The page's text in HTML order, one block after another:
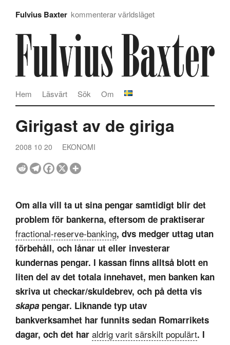
Fulvius Baxter kommenterar världsläget
Om
Sök
Läsvärt
Hem
Girigast av de giriga
2008 10 20 EKONOMI
Om alla vill ta ut sina pengar samtidigt blir det
problem för bankerna, eftersom de praktiserar
fractional-reserve-banking, dvs medger uttag utan
förbehåll, och lånar ut eller investerar
kundernas pengar. I kassan finns alltså blott en
liten del av det totala innehavet, men banken kan
skriva ut checkar/skuldebrev, och på detta vis
skapa pengar. Liknande typ utav
bankverksamhet har funnits sedan Romarrikets
dagar, och det har aldrig varit särskilt populärt. I